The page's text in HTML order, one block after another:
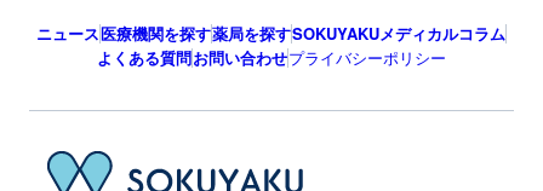
ニュース医療機関を探す薬局を探すSOKUYAKUメディカルコラム
よくある質問お問い合わせプライバシーポリシー